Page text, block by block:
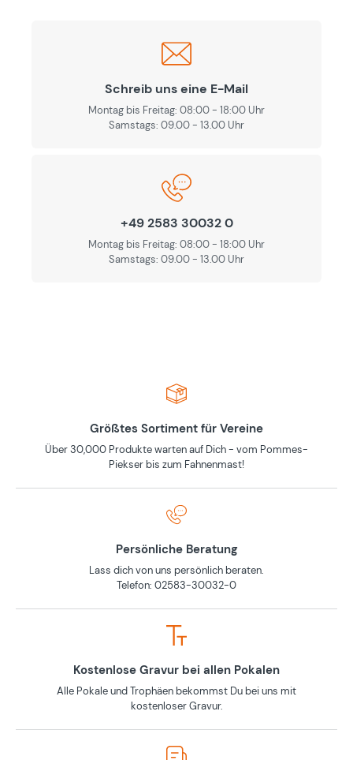
Schreib uns eine E-Mail
Montag bis Freitag: 08:00 - 18:00 Uhr
Samstags: 09.00 - 13.00 Uhr
+49 2583 30032 0
Montag bis Freitag: 08:00 - 18:00 Uhr
Samstags: 09.00 - 13.00 Uhr
Größtes Sortiment für Vereine
Über 30,000 Produkte warten auf Dich - vom Pommes-
Piekser bis zum Fahnenmast!
Persönliche Beratung
Lass dich von uns persönlich beraten.
Telefon: 02583-30032-0
Kostenlose Gravur bei allen Pokalen
Alle Pokale und Trophäen bekommst Du bei uns mit
kostenloser Gravur.